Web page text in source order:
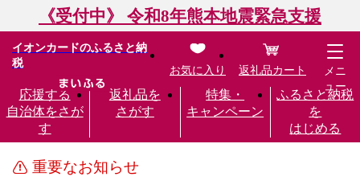
《受付中》 令和8年熊本地震緊急支援
イオンカードのふるさと納
税
応援する
自治体をさが
す
返礼品を
さがす
特集・
キャンペーン
ふるさと納税
を
はじめる
お気に入り 返礼品カート
メニ
ュー
重要なお知らせ